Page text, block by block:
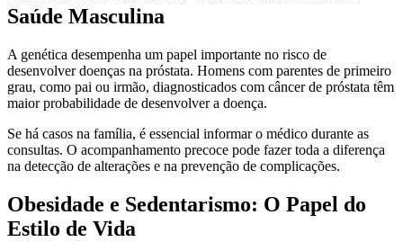
Saúde Masculina
A genética desempenha um papel importante no risco de
desenvolver doenças na próstata. Homens com parentes de primeiro
grau, como pai ou irmão, diagnosticados com câncer de próstata têm
maior probabilidade de desenvolver a doença.
Se há casos na família, é essencial informar o médico durante as
consultas. O acompanhamento precoce pode fazer toda a diferença
na detecção de alterações e na prevenção de complicações.
Obesidade e Sedentarismo: O Papel do
Estilo de Vida